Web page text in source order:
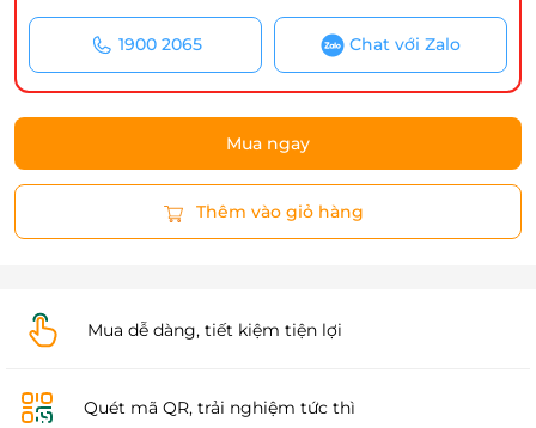
1900 2065 Chat với Zalo
Mua ngay
Thêm vào giỏ hàng
Mua dễ dàng, tiết kiệm tiện lợi
Quét mã QR, trải nghiệm tức thì